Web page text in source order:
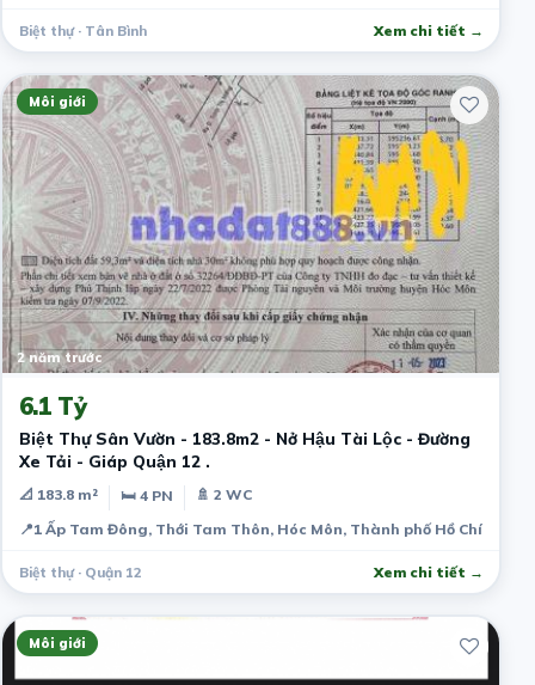
Biệt thự · Tân Bình Xem chi tiết →
Môi giới
2 năm trước
6.1 Tỷ
Biệt Thự Sân Vườn - 183.8m2 - Nở Hậu Tài Lộc - Đường
Xe Tải - Giáp Quận 12 .
📐 183.8 m² 🛏 4 PN
🚿 2 WC
📍1 Ấp Tam Đông, Thới Tam Thôn, Hóc Môn, Thành phố Hồ Chí Minh,
Biệt thự · Quận 12 Xem chi tiết →
Môi giới